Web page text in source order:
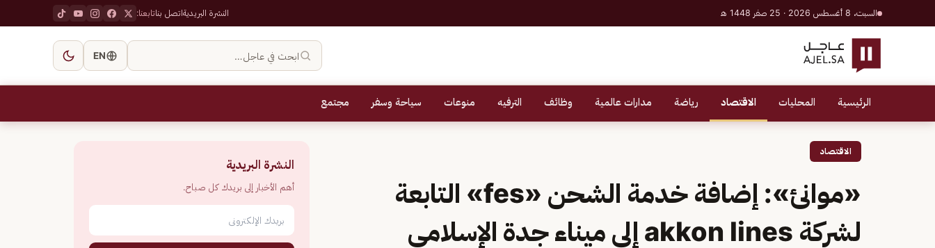
السبت، 8 أغسطس 2026 · 25 صفر 1448 هـ النشرة البريديةاتصل بناتابعنا:
ابحث في عاجل… EN
الرئيسية المحليات الاقتصاد رياضة مدارات عالمية وظائف الترفيه منوعات سياحة وسفر مجتمع
الاقتصاد
«موانئ»: إضافة خدمة الشحن «fes» التابعة
لشركة akkon lines إلى ميناء جدة الإسلامي
النشرة البريدية
أهم الأخبار إلى بريدك كل صباح.